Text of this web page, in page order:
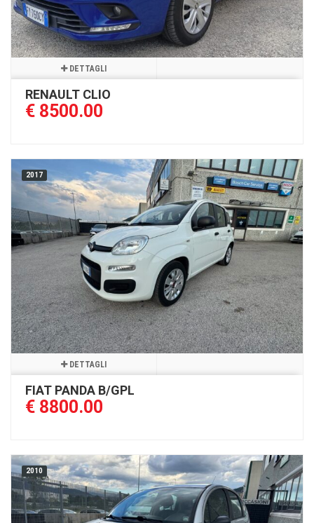
DETTAGLI
RENAULT CLIO
€ 8500.00
2017
DETTAGLI
FIAT PANDA B/GPL
€ 8800.00
2010